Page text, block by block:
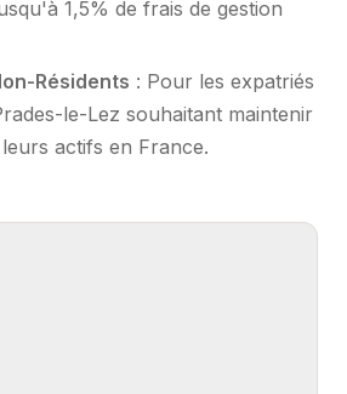
1,5% de frais de gestion
Résidents : Pour les expatriés
le-Lez souhaitant maintenir
actifs en France.